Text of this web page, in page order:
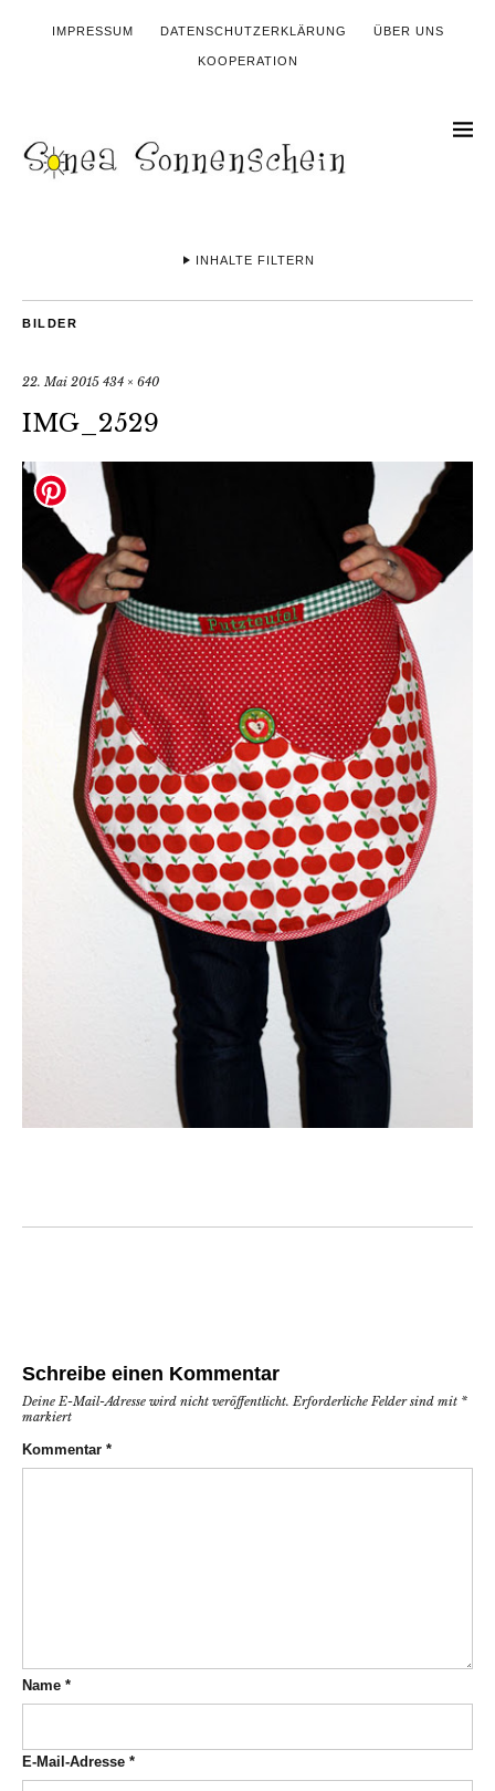
IMPRESSUM DATENSCHUTZERKLÄRUNG ÜBER UNS
KOOPERATION
INHALTE FILTERN
BILDER
22. Mai 2015 434 × 640
IMG_2529
Schreibe einen Kommentar
Deine E-Mail-Adresse wird nicht veröffentlicht. Erforderliche Felder sind mit *
markiert
Kommentar *
Name *
E-Mail-Adresse *